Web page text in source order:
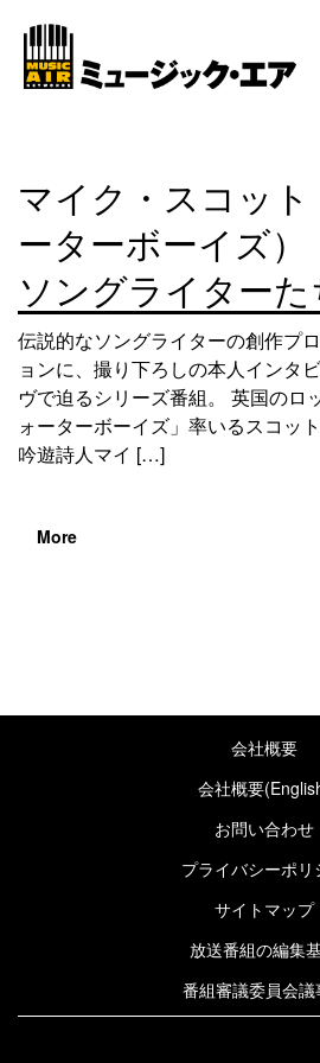
マイク・スコット
ーターボーイズ）
ソングライターた
伝説的なソングライターの創作プ
ョンに、撮り下ろしの本人インタ
ヴで迫るシリーズ番組。 英国のロ
ォーターボーイズ」率いるスコッ
吟遊詩人マイ […]
More
会社概要
会社概要
お問い合わせ
プライバシーポリ
サイトマップ
放送番組の編集
番組審議委員会議